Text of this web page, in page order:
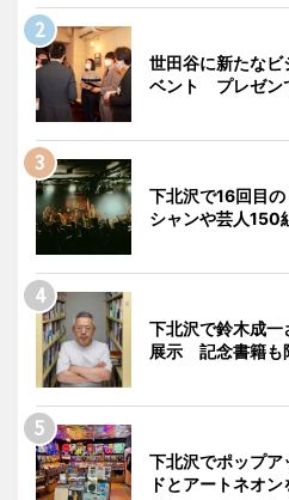
世田谷に新たなビ
ベント プレゼン
下北沢で16回目
シャンや芸人150
下北沢で鈴木成
展示 記念書籍も
下北沢でポップ
ドとアートネオ